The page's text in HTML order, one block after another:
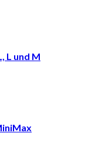
L und M